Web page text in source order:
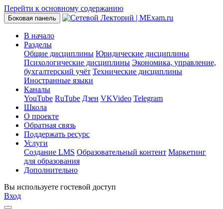
Перейти к основному содержанию
Боковая панель
В начало
Разделы
Общие дисциплины Юридические дисциплины
Психологические дисциплины Экономика, управление,
бухгалтерский учёт Технические дисциплины
Иностранные языки
Каналы
YouTube RuTube Дзен VKVideo Telegram
Школа
О проекте
Обратная связь
Поддержать ресурс
Услуги
Создание LMS Образовательный контент Маркетинг
для образования
Дополнительно
Вы используете гостевой доступ
Вход